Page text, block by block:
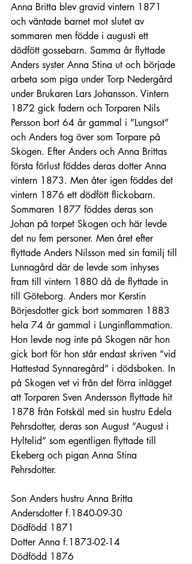
Anna Britta blev gravid vintern 1871
och väntade barnet mot slutet av
sommaren men födde i augusti ett
dödfött gossebarn. Samma år flyttade
Anders syster Anna Stina ut och började
arbeta som piga under Torp Nedergård
under Brukaren Lars Johansson. Vintern
1872 gick fadern och Torparen Nils
Persson bort 64 år gammal i ”Lungsot”
och Anders tog över som Torpare på
Skogen. Efter Anders och Anna Brittas
första förlust föddes deras dotter Anna
vintern 1873. Men åter igen föddes det
vintern 1876 ett dödfött flickobarn.
Sommaren 1877 föddes deras son
Johan på torpet Skogen och här levde
det nu fem personer. Men året efter
flyttade Anders Nilsson med sin familj till
Lunnagård där de levde som inhyses
fram till vintern 1880 då de flyttade in
till Göteborg. Anders mor Kerstin
Börjesdotter gick bort sommaren 1883
hela 74 år gammal i Lunginflammation.
Hon levde nog inte på Skogen när hon
gick bort för hon står endast skriven ”vid
Hattestad Synnaregård” i dödsboken. In
på Skogen vet vi från det förra inlägget
att Torparen Sven Andersson flyttade hit
1878 från Fotskäl med sin hustru Edela
Pehrsdotter, deras son August ”August i
Hyltelid” som egentligen flyttade till
Ekeberg och pigan Anna Stina
Pehrsdotter.
Son Anders hustru Anna Britta
Andersdotter f.1840-09-30
Dödfödd 1871
Dotter Anna f.1873-02-14
Dödfödd 1876